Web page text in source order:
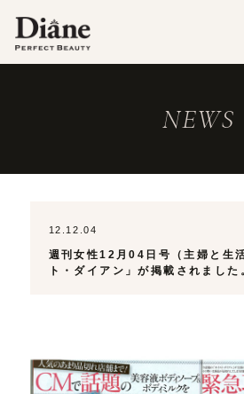
NEWS
12.12.04
週刊女性12月04日号（主婦と生
ト・ダイアン」が掲載されました